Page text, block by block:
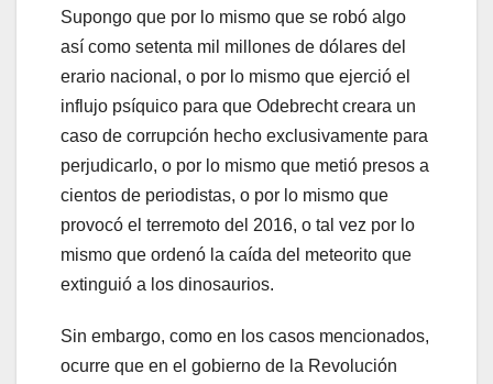
Supongo que por lo mismo que se robó algo
así como setenta mil millones de dólares del
erario nacional, o por lo mismo que ejerció el
influjo psíquico para que Odebrecht creara un
caso de corrupción hecho exclusivamente para
perjudicarlo, o por lo mismo que metió presos a
cientos de periodistas, o por lo mismo que
provocó el terremoto del 2016, o tal vez por lo
mismo que ordenó la caída del meteorito que
extinguió a los dinosaurios.
Sin embargo, como en los casos mencionados,
ocurre que en el gobierno de la Revolución